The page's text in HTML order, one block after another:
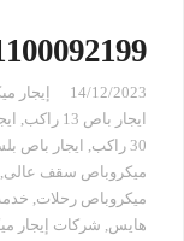
01100092199|حجز ميكروباص
14/12/2023 إيجار
ايجار باص 13 راكب
,
30 راكب
, ايجار باص
ميكروباص سقف عالى,
ميكروباص رحلات,
هايس, شركات إيجار